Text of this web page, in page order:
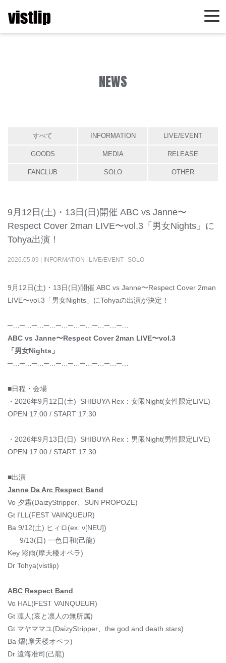
NEWS
すべて INFORMATION LIVE/EVENT
GOODS MEDIA RELEASE
FANCLUB SOLO OTHER
9月12日(土)・13日(日)開催 ABC vs Janne〜
Respect Cover 2man LIVE〜vol.3「男女Nights」に
Tohya出演！
2026.05.09 INFORMATION LIVE/EVENT SOLO
9月12日(土)・13日(日)開催 ABC vs Janne〜Respect Cover 2man
LIVE〜vol.3「男女Nights」にTohyaの出演が決定！
─…─…─…─…─…─…─…─…─…─…
ABC vs Janne〜Respect Cover 2man LIVE〜vol.3
「男女Nights」
─…─…─…─…─…─…─…─…─…─…
■日程・会場
・2026年9月12日(土) SHIBUYA Rex：女限Night(女性限定LIVE)
OPEN 17:00 / START 17:30
・2026年9月13日(日) SHIBUYA Rex：男限Night(男性限定LIVE)
OPEN 17:00 / START 17:30
■出演
Janne Da Arc Respect Band
Vo 夕霧(DaizyStripper、SUN PROPOZE)
Gt I'LL(FEST VAINQUEUR)
Ba 9/12(土) ヒィロ(ex. ν[NEU])
9/13(日) 一色日和(己龍)
Key 彩雨(摩天楼オペラ)
Dr Tohya(vistlip)
ABC Respect Band
Vo HAL(FEST VAINQUEUR)
Gt 凛人(哀と凛人の無所属)
Gt マヤママユ(DaizyStripper、the god and death stars)
Ba 燿(摩天楼オペラ)
Dr 遠海准司(己龍)